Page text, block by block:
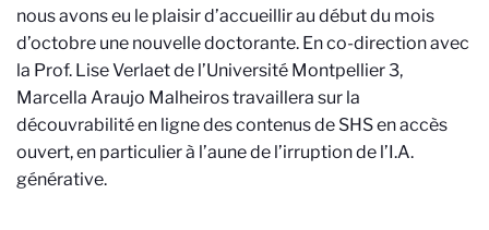
nous avons eu le plaisir d’accueillir au début du mois
d’octobre une nouvelle doctorante. En co-direction avec
la Prof. Lise Verlaet de l’Université Montpellier 3,
Marcella Araujo Malheiros travaillera sur la
découvrabilité en ligne des contenus de SHS en accès
ouvert, en particulier à l’aune de l’irruption de l’I.A.
générative.